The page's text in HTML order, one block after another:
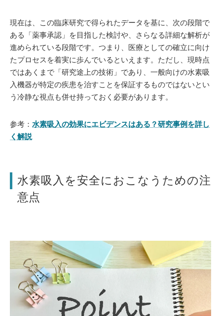
現在は、この臨床研究で得られたデータを基に、次の段階で
ある「薬事承認」を目指した検討や、さらなる詳細な解析が
進められている段階です。つまり、医療としての確立に向け
たプロセスを着実に歩んでいるといえます。ただし、現時点
ではあくまで「研究途上の技術」であり、一般向けの水素吸
入機器が特定の疾患を治すことを保証するものではないとい
う冷静な視点も併せ持っておく必要があります。
参考： 水素吸入の効果にエビデンスはある？研究事例を詳し
く解説
水素吸入を安全におこなうための注
意点